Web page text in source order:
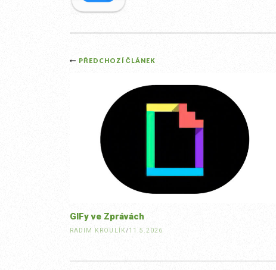
Post
navigation
PŘEDCHOZÍ ČLÁNEK
GIFy ve Zprávách
RADIM KROULÍK/11.5.2026